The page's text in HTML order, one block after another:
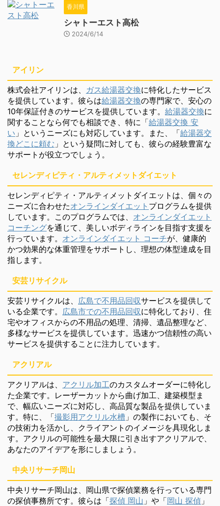
香川県
シャトーエスト高松
2024/6/14
アイリン
株式会社アイリンは、 ガス給湯器交換に特化したサービス
を提供しています。彼らは給湯器交換の専門家で、安心の
10年保証付きのサービスを提供しています。 給湯器交換に
関することなら何でも相談でき、特に「給湯器交換 安
い 」というニーズにも対応しています。また、「給湯器交
換どこに頼む 」という疑問に対しても、彼らの経験豊富な
サポートが役立つでしょう。
セレンディピティ・アルティメットダイエット
セレンディピティ・アルティメットダイエットは、個々の
ニーズに合わせたオンラインダイエット プログラムを提供
しています。このプログラムでは、 オンラインダイエット
コーチングを通じて、美しいボディラインを目指す支援を
行っています。 オンラインダイエット コーチが、健康的
かつ効果的な体重管理をサポートし、理想の体型達成を目
指します。
安芸リサイクル
安芸リサイクルは、 広島で不用品回収サービスを提供して
いる企業です。 広島市での不用品回収に特化しており、住
宅やオフィスからの不用品の処理、清掃、遺品整理など、
多様なサービスを提供しています。迅速かつ信頼性の高い
サービスを提供することに注力しています。
アクリアル
アクリアルは、 アクリル加工のカスタムオーダーに特化し
た企業です。レーザーカットから曲げ加工、建築模型ま
で、幅広いニーズに対応し、高品質な製品を提供していま
す。特に、「撮影用アクリル水槽 」の製作においても、そ
の技術力を活かし、クライアントのイメージを具現化しま
す。アクリルの可能性を最大限に引き出すアクリアルで、
あなたのアイデアを形にしましょう。
中央リサーチ岡山
中央リサーチ岡山は、岡山県で探偵業務を行っている専門
の探偵事務所です。彼らは「探偵 岡山 」や「岡山 探偵 」